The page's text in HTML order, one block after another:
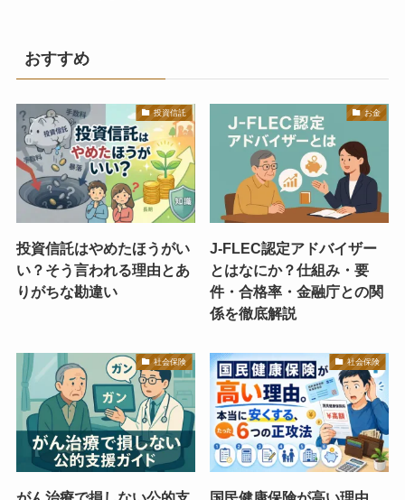
おすすめ
投資信託
投資信託はやめたほうがい
い？そう言われる理由とあ
りがちな勘違い
お金
J-FLEC認定アドバイザー
とはなにか？仕組み・要
件・合格率・金融庁との関
係を徹底解説
社会保険 社会保険